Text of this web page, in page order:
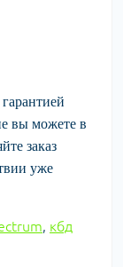
гарантией
вы можете в
заказ
уже
, кбд